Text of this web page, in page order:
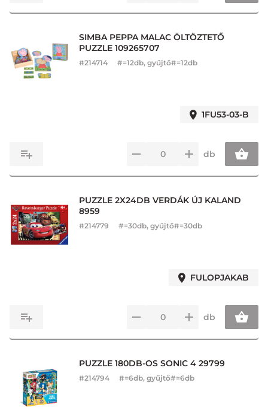
SIMBA PEPPA MALAC ÖLTÖZTETŐ
PUZZLE 109265707
#214714 #=12db, gyűjtő#=12db
1FU53-03-B
db
PUZZLE 2X24DB VERDÁK ÚJ KALAND
8959
#214779 #=30db, gyűjtő#=30db
FULOPJAKAB
db
PUZZLE 180DB-OS SONIC 4 29799
#214794 #=6db, gyűjtő#=6db